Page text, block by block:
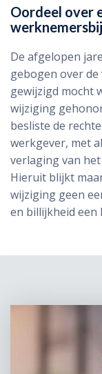
Oordeel over
De afgelopen
gebogen over
gewijzigd mocht
wijziging
besliste de
werkgever, met
verlaging van
Hieruit blijkt
wijziging geen
en billijkheid een